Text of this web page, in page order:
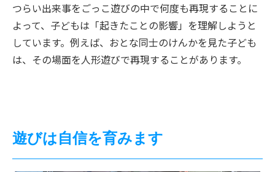
つらい出来事をごっこ遊びの中で何度も再現することに
よって、子どもは「起きたことの影響」を理解しようと
しています。例えば、おとな同士のけんかを見た子ども
は、その場面を人形遊びで再現することがあります。
遊びは自信を育みます